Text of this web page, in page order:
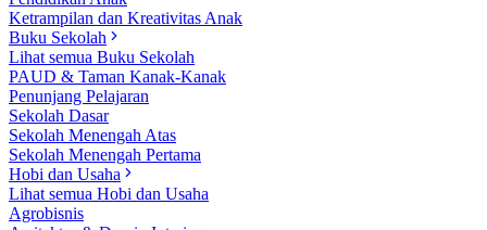
Ketrampilan dan Kreativitas Anak
Buku Sekolah
Lihat semua Buku Sekolah
PAUD & Taman Kanak-Kanak
Penunjang Pelajaran
Sekolah Dasar
Sekolah Menengah Atas
Sekolah Menengah Pertama
Hobi dan Usaha
Lihat semua Hobi dan Usaha
Agrobisnis